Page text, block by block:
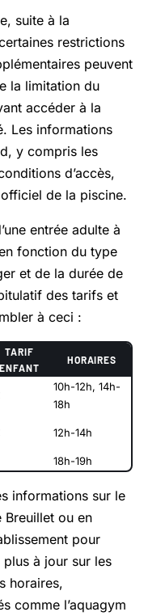
suite à la
restrictions
peuvent
la limitation du
accéder à la
Les informations
y compris les
d’accès,
de la piscine.
entrée adulte à
fonction du type
et de la durée de
des tarifs et
à ceci :
TARIF
ENFANT
HORAIRES
10h-12h, 14h-
18h
12h-14h
18h-19h
informations sur le
ou en
pour
à jour sur les
horaires,
comme l’aquagym